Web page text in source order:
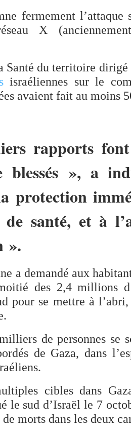
fermement
X
Santé du territoire dirigé
israéliennes sur le
avaient fait au moins
rapports
», a
protection
santé, et à
».
a demandé aux
des 2,4 millions
pour se mettre à
de personnes se
de Gaza, dans
cibles dans
le sud d’Israël le 7
morts dans les deux